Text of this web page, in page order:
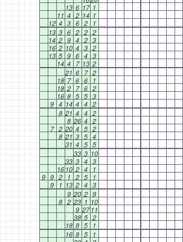
13 6 17 1
11 4 2 14 1
12 4 3 6 2
1
13 3 6 2 2 2
14 2 9 4 2 3
16 2 10 4 3 2
13 5 9 6 4 3
14 4 7 13 2
21 6 7 2
18 7 6 6
1
18 2 7 6 2
16 8 5 5 3
9 4 14 4 4 2
8 21 4 4 2
8 26 4 2
7 2 20 4 5 2
8 21 3 5 4
31 4 5 5
33 3 10
33 3 4 3
16 10 2 4
1
9 9 2 1 2 5
1
9
1 13 2 4 3
9 20 2 9
8 2 23 1 10
9 27 11
38 5 2
18 8 5
1
16 8 5
1